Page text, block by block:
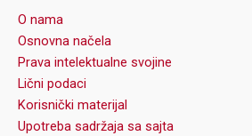
O nama
Osnovna načela
Prava intelektualne svojine
Lični podaci
Korisnički materijal
Upotreba sadržaja sa sajta